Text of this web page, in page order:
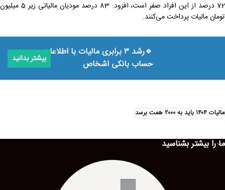
72 درصد از این افراد صفر است، افزود: 83 درصد مودیان مالیاتی زیر 5 میلیون
تومان مالیات پرداخت می‌کنند.
🔹رشد ۳ برابری مالیات با اطلاعات
حساب بانکی اشخاص
بیشتر بدانید
مالیات ۱۴۰۴ باید به ۲۰۰۰ همت برسد
ما را بیشتر بشناسید